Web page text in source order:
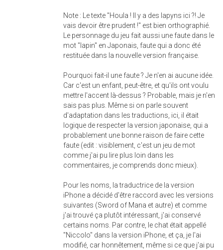
Note : Le texte "Houla ! Il y a des lapyns ici ?! Je
vais devoir être prudent !" est bien orthographié.
Le personnage du jeu fait aussi une faute dans le
mot "lapin" en Japonais, faute qui a donc été
restituée dans la nouvelle version française.
Pourquoi fait-il une faute ? Je n'en ai aucune idée.
Car c'est un enfant, peut-être, et qu'ils ont voulu
mettre l'accent là-dessus ? Probable, mais je n'en
sais pas plus. Même si on parle souvent
d'adaptation dans les traductions, ici, il était
logique de respecter la version japonaise, qui a
probablement une bonne raison de faire cette
faute (edit : visiblement, c'est un jeu de mot
comme j'ai pu lire plus loin dans les
commentaires, je comprends donc mieux).
Pour les noms, la traductrice de la version
iPhone a décidé d'être raccord avec les versions
suivantes (Sword of Mana et autre) et comme
j'ai trouvé ça plutôt intéressant, j'ai conservé
certains noms. Par contre, le chat était appellé
"Niccolo" dans la version iPhone, et ça, je l'ai
modifié, car honnêtement, même si ce que j'ai pu